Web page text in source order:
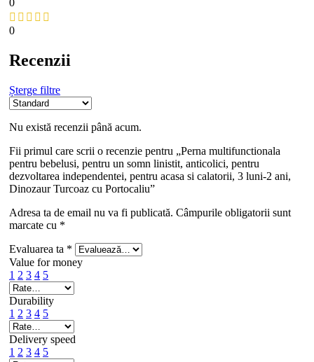
0
0
Recenzii
Șterge filtre
Nu există recenzii până acum.
Fii primul care scrii o recenzie pentru „Perna multifunctionala
pentru bebelusi, pentru un somn linistit, anticolici, pentru
dezvoltarea independentei, pentru acasa si calatorii, 3 luni-2 ani,
Dinozaur Turcoaz cu Portocaliu”
Adresa ta de email nu va fi publicată. Câmpurile obligatorii sunt
marcate cu *
Evaluarea ta *
Value for money
1 2 3 4 5
Durability
1 2 3 4 5
Delivery speed
1 2 3 4 5